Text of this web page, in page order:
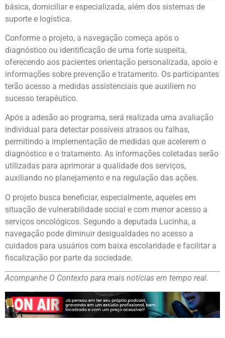
básica, domiciliar e especializada, além dos sistemas de
suporte e logística.
Conforme o projeto, a navegação começa após o
diagnóstico ou identificação de uma forte suspeita,
oferecendo aos pacientes orientação personalizada, apoio e
informações sobre prevenção e tratamento. Os participantes
terão acesso a medidas assistenciais que auxiliem no
sucesso terapêutico.
Após a adesão ao programa, será realizada uma avaliação
individual para detectar possíveis atrasos ou falhas,
permitindo a implementação de medidas que acelerem o
diagnóstico e o tratamento. As informações coletadas serão
utilizadas para aprimorar a qualidade dos serviços,
auxiliando no planejamento e na regulação das ações.
O projeto busca beneficiar, especialmente, aqueles em
situação de vulnerabilidade social e com menor acesso a
serviços oncológicos. Segundo a deputada Lucinha, a
navegação pode diminuir desigualdades no acesso a
cuidados para usuários com baixa escolaridade e facilitar a
fiscalização por parte da sociedade.
Acompanhe O Contexto para mais notícias em tempo real.